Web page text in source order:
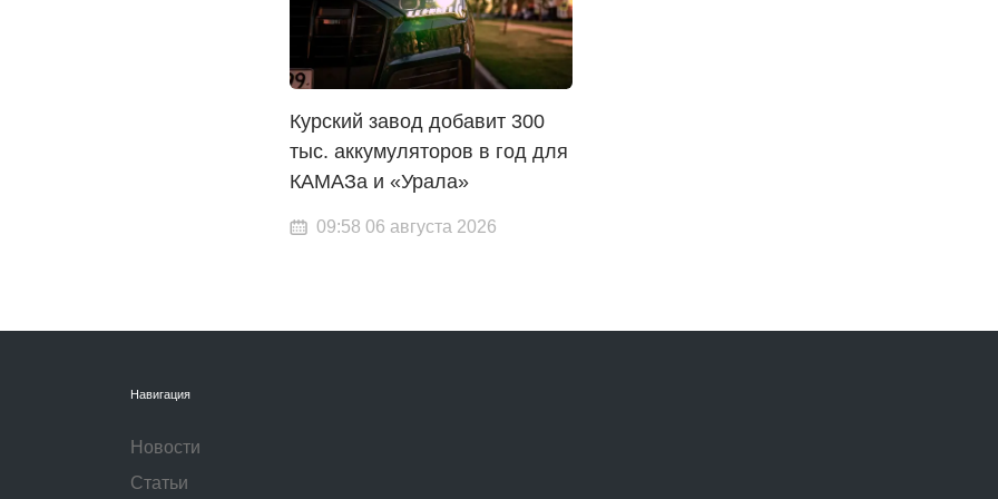
Курский завод добавит 300
тыс. аккумуляторов в год для
КАМАЗа и «Урала»
09:58 06 августа 2026
Навигация
Новости
Статьи